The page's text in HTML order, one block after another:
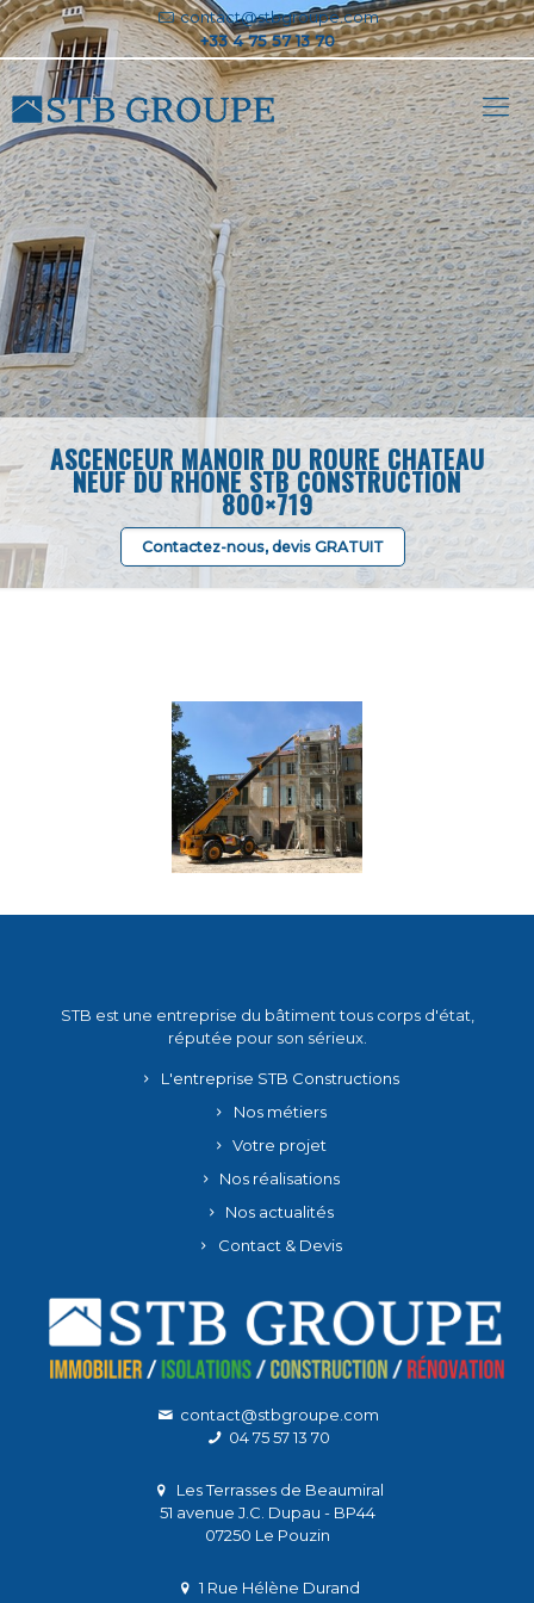
contact@stbgroupe.com
ASCENCEUR MANOIR DU ROURE CHATEAU
NEUF DU RHONE STB CONSTRUCTION
800×719
Contactez-nous, devis GRATUIT
STB est une entreprise du bâtiment tous corps d'état,
réputée pour son sérieux.
L'entreprise STB Constructions
Nos métiers
Votre projet
Nos réalisations
Nos actualités
Contact & Devis
contact@stbgroupe.com
04 75 57 13 70
Les Terrasses de Beaumiral
51 avenue J.C. Dupau - BP44
07250 Le Pouzin
1 Rue Hélène Durand